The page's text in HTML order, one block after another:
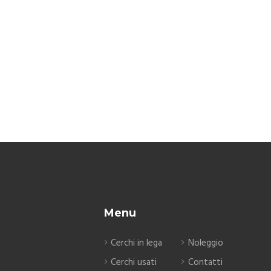
Menu
Cerchi in lega
Cerchi usati
Noleggio
Contatti